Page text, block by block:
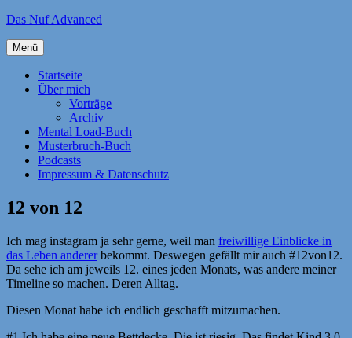
Zum
springen
Das Nuf Advanced
Menü
Startseite
Über mich
Vorträge
Archiv
Mental Load-Buch
Musterbruch-Buch
Podcasts
Impressum & Datenschutz
12 von 12
Ich mag instagram ja sehr gerne, weil man freiwillige Einblicke in
das Leben andererbekommt. Deswegen gefällt mir auch #12von12.
Da sehe ich am jeweils 12. eines jeden Monats, was andere meiner
Timeline so machen. Deren Alltag.
Diesen Monat habe ich endlich geschafft mitzumachen.